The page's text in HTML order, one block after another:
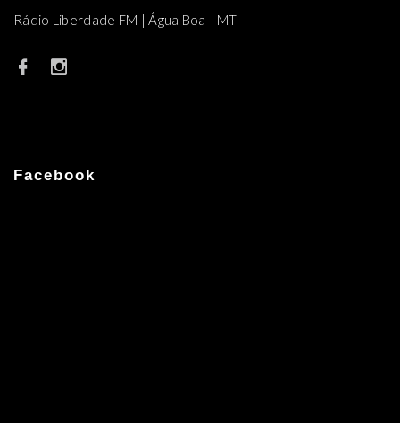
Rádio Liberdade FM | Água Boa - MT
Facebook